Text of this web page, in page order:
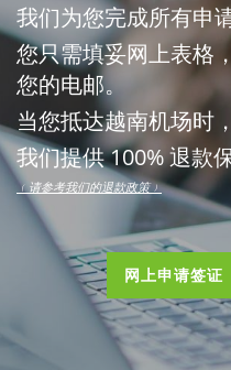
我们为您完成所有申
您只需填妥网上表格
您的电邮。
当您抵达越南机场时
我们提供 100% 退款
﹙请参考我们的退款政策﹚
网上申请签证